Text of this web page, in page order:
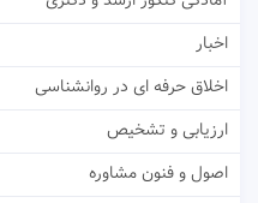
اخبار
اخلاق حرفه ای در روانشناسی
ارزیابی و تشخیص
اصول و فنون مشاوره